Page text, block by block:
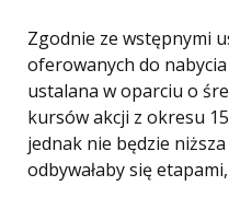
Zgodnie ze wstępnymi
oferowanych do
ustalana w oparciu o
kursów akcji z okresu
jednak nie będzie niższa
odbywałaby się